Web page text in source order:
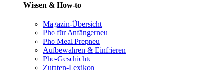
Wissen & How-to
Magazin-Übersicht
Pho für Anfängerneu
Pho Meal Prepneu
Aufbewahren & Einfrieren
Pho-Geschichte
Zutaten-Lexikon